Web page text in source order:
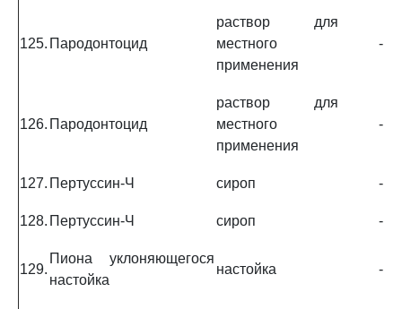
125. Пародонтоцид
раствор для
местного
применения
-
126. Пародонтоцид
раствор для
местного
применения
-
127. Пертуссин-Ч сироп -
128. Пертуссин-Ч сироп -
129.
Пиона уклоняющегося
настойка
настойка -